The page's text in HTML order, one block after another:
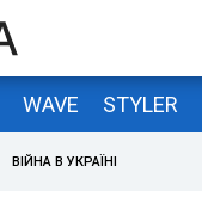
WAVE STYLER
ВІЙНА В УКРАЇНІ